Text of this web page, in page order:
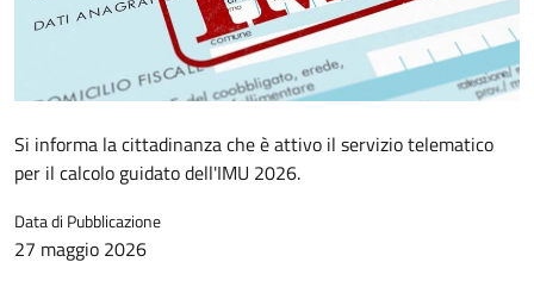
Si informa la cittadinanza che è attivo il servizio telematico
per il calcolo guidato dell'IMU 2026.
Data di Pubblicazione
27 maggio 2026